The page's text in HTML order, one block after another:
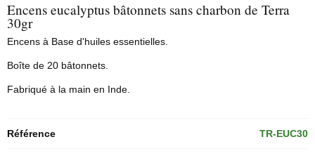
Encens eucalyptus bâtonnets sans charbon de Terra
30gr
Encens à Base d'huiles essentielles.
Boîte de 20 bâtonnets.
Fabriqué à la main en Inde.
Référence TR-EUC30